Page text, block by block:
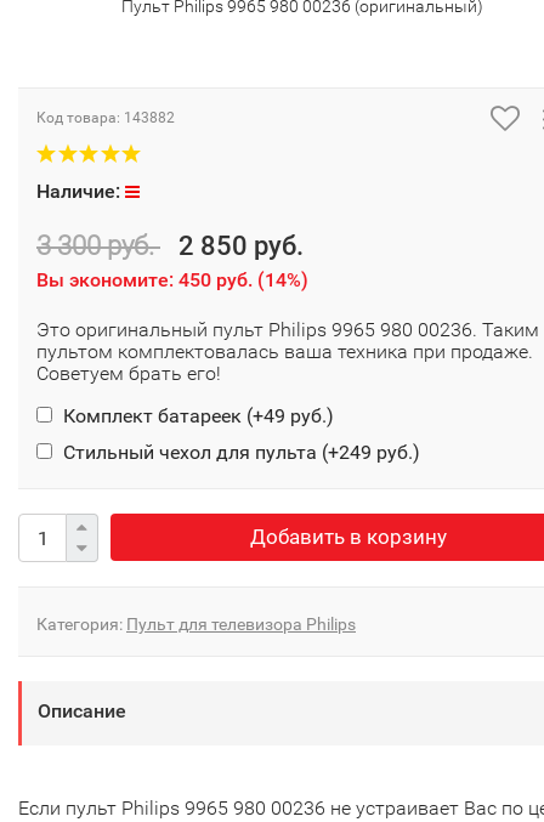
Пульт Philips 9965 980 00236 (оригинальный)
Код товара: 143882
Наличие:
3 300 руб. 2 850 руб.
Вы экономите: 450 руб. (14%)
Это оригинальный пульт Philips 9965 980 00236. Таким
пультом комплектовалась ваша техника при продаже.
Советуем брать его!
Комплект батареек (+49 руб.)
Стильный чехол для пульта (+249 руб.)
Добавить в корзину
Категория: Пульт для телевизора Philips
Описание
Если пульт Philips 9965 980 00236 не устраивает Вас по